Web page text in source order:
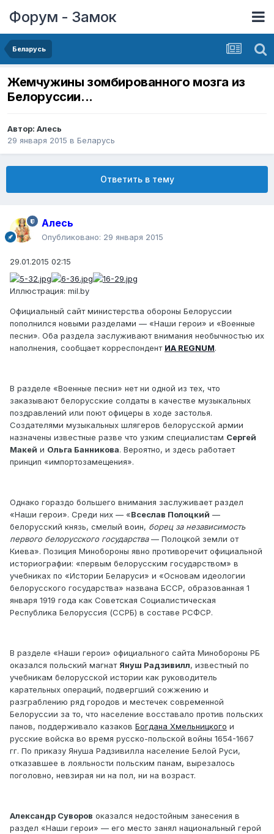
Форум - Замок
Беларусь
Жемчужины зомбированного мозга из
Белоруссии...
Автор: Алесь
29 января 2015 в Беларусь
Ответить в тему
Алесь
Опубликовано: 29 января 2015
29.01.2015 02:15
Иллюстрация: mil.by
Официальный сайт министерства обороны Белоруссии
пополнился новыми разделами — «Наши герои» и «Военные
песни». Оба раздела заслуживают внимания необычностью их
наполнения, сообщает корреспондент ИА REGNUM.
В разделе «Военные песни» нет ни одной из тех, что
заказывают белорусские солдаты в качестве музыкальных
поздравлений или поют офицеры в ходе застолья.
Создателями музыкальных шлягеров белорусской армии
назначены известные разве что узким специалистам Сергей
Макей и Ольга Банникова. Вероятно, и здесь работает
принцип «импортозамещения».
Однако гораздо большего внимания заслуживает раздел
«Наши герои». Среди них — «Всеслав Полоцкий —
белорусский князь, смелый воин, борец за независимость
первого белорусского государства— Полоцкой земли от
Киева». Позиция Минобороны явно противоречит официальной
историографии: «первым белорусским государством» в
учебниках по «Истории Беларуси» и «Основам идеологии
белорусского государства» названа БССР, образованная 1
января 1919 года как Советская Социалистическая
Республика Белоруссия (ССРБ) в составе РСФСР.
В разделе «Наши герои» официального сайта Минобороны РБ
оказался польский магнат Януш Радзивилл, известный по
учебникам белорусской истории как руководитель
карательных операций, подвергший сожжению и
разграблению ряд городов и местечек современной
Белоруссии за то, что население восставало против польских
панов, поддерживало казаков Богдана Хмельницкого и
русские войска во время русско-польской войны 1654-1667
гг. По приказу Януша Радзивилла население Белой Руси,
отказавшее в лояльности польским панам, вырезалось
поголовно, невзирая ни на пол, ни на возраст.
Александр Суворов оказался недостойным занесения в
раздел «Наши герои» — его место занял национальный герой